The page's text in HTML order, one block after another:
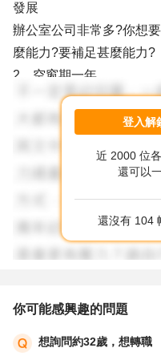
發展
辦公室公司非常多?你想
麼能力?要補足甚麼能力?
2、空窗期一年
遊戲賺錢、找工作、看影
明?但重點不是說明做了
3、要先確定你想要做甚
祝福順利
登入解
近 2000 位
還可以
還沒有 104
你可能感興趣的問題
想詢問約32歲，想轉職